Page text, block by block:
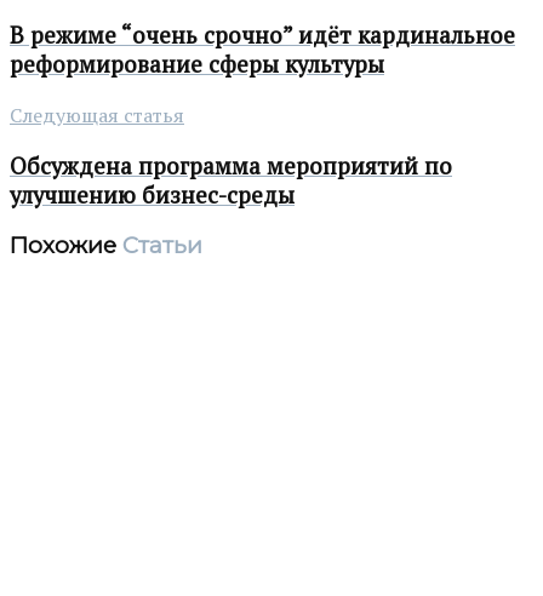
В режиме “очень срочно” идёт кардинальное
реформирование сферы культуры
Следующая статья
Обсуждена программа мероприятий по
улучшению бизнес-среды
Похожие Статьи